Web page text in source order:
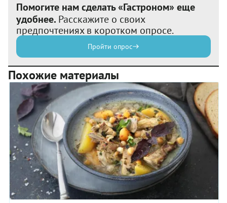
Помогите нам сделать «Гастроном» еще
удобнее. Расскажите о своих
предпочтениях в коротком опросе.
Пройти опрос
Похожие материалы